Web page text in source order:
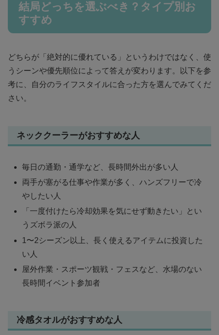
結局どっちを選ぶべき？タイプ別お
すすめ
どちらが「絶対的に優れている」というわけではなく、使
うシーンや優先順位によって答えが変わります。以下を参
考に、自分のライフスタイルに合った方を選んでみてくだ
さい。
ネッククーラーがおすすめな人
毎日の通勤・通学など、長時間外出が多い人
両手が塞がる仕事や作業が多く、ハンズフリーで冷
やしたい人
「一度付けたら冷却効果を気にせず動きたい」とい
うズボラ派の人
1〜2シーズン以上、長く使えるアイテムに投資した
い人
屋外作業・スポーツ観戦・フェスなど、水場のない
長時間イベント参加者
冷感タオルがおすすめな人